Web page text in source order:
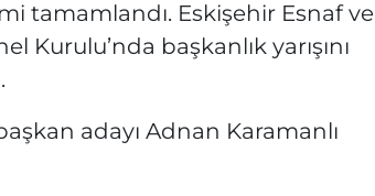
tamamlandı. Eskişehir Esnaf ve
Kurulu’nda başkanlık yarışını
adayı Adnan Karamanlı